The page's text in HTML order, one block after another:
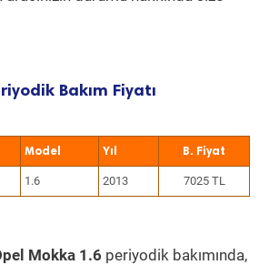
Bakım Fiyatı
Model Yıl
1.6 2013 7025 TL
Mokka 1.6 periyodik bakımında,